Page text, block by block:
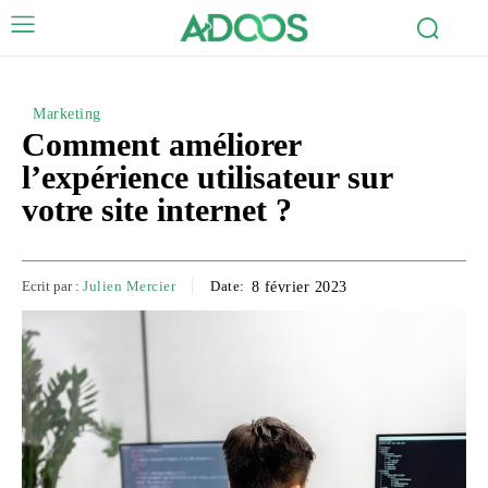
Marketing
Comment améliorer
l’expérience utilisateur sur
votre site internet ?
Ecrit par : Julien Mercier Date: 8 février 2023